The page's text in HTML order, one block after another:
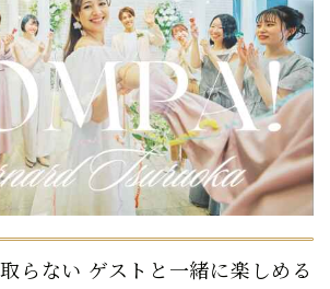
らない ゲストと一緒に楽しめる